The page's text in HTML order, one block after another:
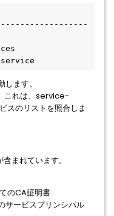
ます。
これは、service-
のリストを照合しま
まれています。
のCA証明書
ービスプリンシパル